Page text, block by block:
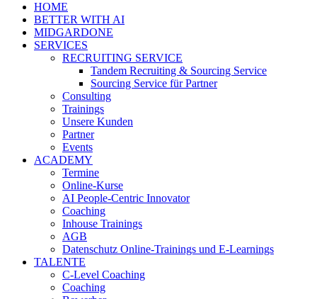
HOME
BETTER WITH AI
MIDGARDONE
SERVICES
RECRUITING SERVICE
Tandem Recruiting & Sourcing Service
Sourcing Service für Partner
Consulting
Trainings
Unsere Kunden
Partner
Events
ACADEMY
Termine
Online-Kurse
AI People-Centric Innovator
Coaching
Inhouse Trainings
AGB
Datenschutz Online-Trainings und E-Learnings
TALENTE
C-Level Coaching
Coaching